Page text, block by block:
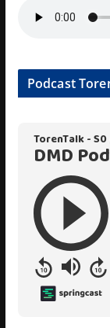
Podcast